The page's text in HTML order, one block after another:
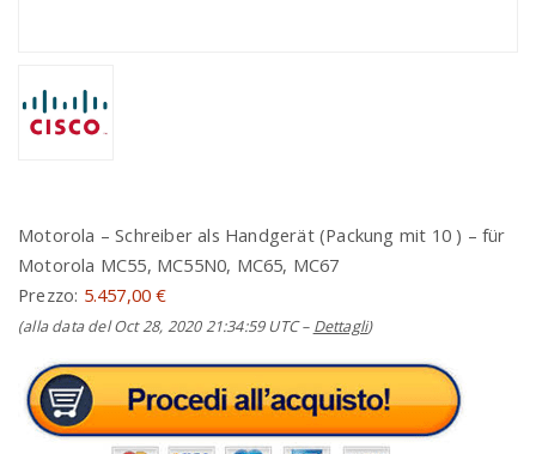
Motorola – Schreiber als Handgerät (Packung mit 10 ) – für
Motorola MC55, MC55N0, MC65, MC67
Prezzo: 5.457,00 €
(alla data del Oct 28, 2020 21:34:59 UTC – Dettagli)